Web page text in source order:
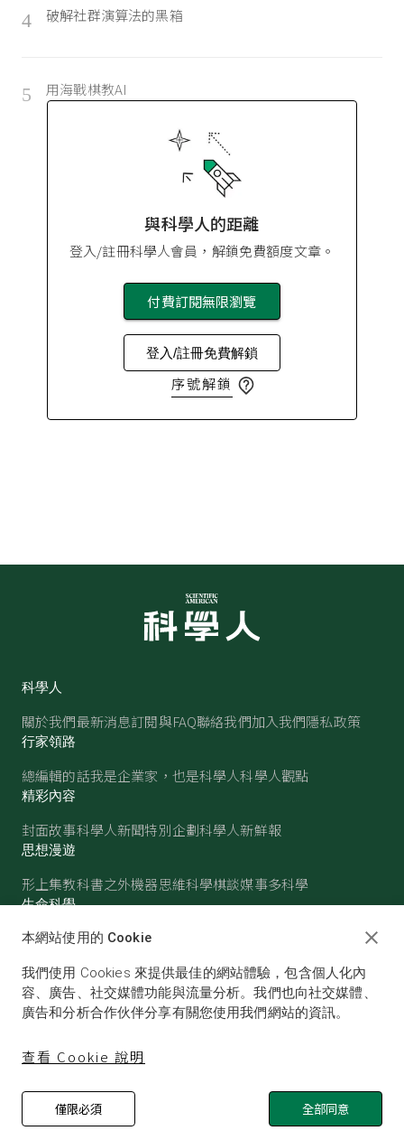
4 破解社群演算法的黑箱
5 用海戰棋教AI
與科學人的距離
登入/註冊科學人會員，解鎖免費額度文章。
付費訂閱無限瀏覽
登入/註冊免費解鎖
序號解鎖
科學人
關於我們最新消息訂閱與FAQ聯絡我們加入我們隱私政策
行家領路
總編輯的話我是企業家，也是科學人科學人觀點
精彩內容
封面故事科學人新聞特別企劃科學人新鮮報
思想漫遊
形上集教科書之外機器思維科學棋談媒事多科學
生命科學
醫學古生物心理學生態學
物理 化學地球科學天文
© SCIENTIFIC AMERICAN, A DIVISION OF NATURE
AMERICA, INC.ALL RIGHTS RESERVED.
本網站使用的 Cookie
我們使用 Cookies 來提供最佳的網站體驗，包含個人化內
容、廣告、社交媒體功能與流量分析。我們也向社交媒體、
廣告和分析合作伙伴分享有關您使用我們網站的資訊。
查看 Cookie 說明
僅限必須 全部同意